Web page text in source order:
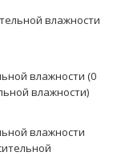
влажности
влажности (0
влажности)
влажности